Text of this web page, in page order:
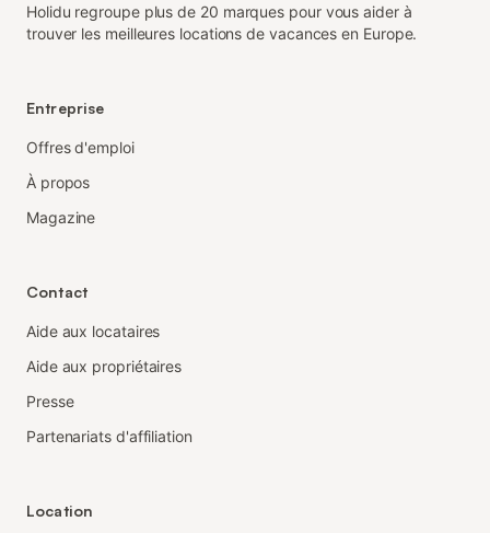
Holidu regroupe plus de 20 marques pour vous aider à
trouver les meilleures locations de vacances en Europe.
Entreprise
Offres d'emploi
À propos
Magazine
Contact
Aide aux locataires
Aide aux propriétaires
Presse
Partenariats d'affiliation
Location